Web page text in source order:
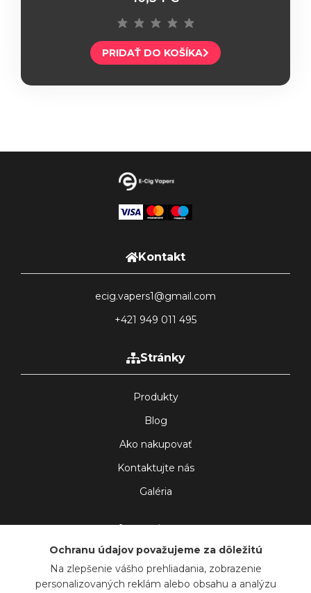
PRIDAŤ DO KOŠÍKA
Kontakt
ecig.vapers1@gmail.com
+421 949 011 495
Stránky
Produkty
Blog
Ako nakupovať
Kontaktujte nás
Galéria
Sledujte nás
Ochranu údajov považujeme za dôležitú
Na zlepšenie vášho prehliadania, zobrazenie
personalizovaných reklám alebo obsahu a analýzu